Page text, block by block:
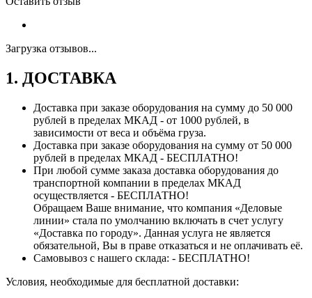
Загрузка отзывов...
1. ДОСТАВКА
Доставка при заказе оборудования на сумму до 50 000
рублей в пределах МКАД - от 1000 рублей, в
зависимости от веса и объёма груза.
Доставка при заказе оборудования на сумму от 50 000
рублей в пределах МКАД - БЕСПЛАТНО!
При любой сумме заказа доставка оборудования до
транспортной компании в пределах МКАД
осуществляется - БЕСПЛАТНО!
Обращаем Ваше внимание, что компания «Деловые
линии» стала по умолчанию включать в счет услугу
«Доставка по городу». Данная услуга не является
обязательной, Вы в праве отказаться и не оплачивать её.
Самовывоз с нашего склада: - БЕСПЛАТНО!
Условия, необходимые для бесплатной доставки: